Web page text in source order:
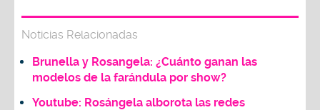
Noticias Relacionadas
Brunella y Rosangela: ¿Cuánto ganan las
modelos de la farándula por show?
Youtube: Rosángela alborota las redes